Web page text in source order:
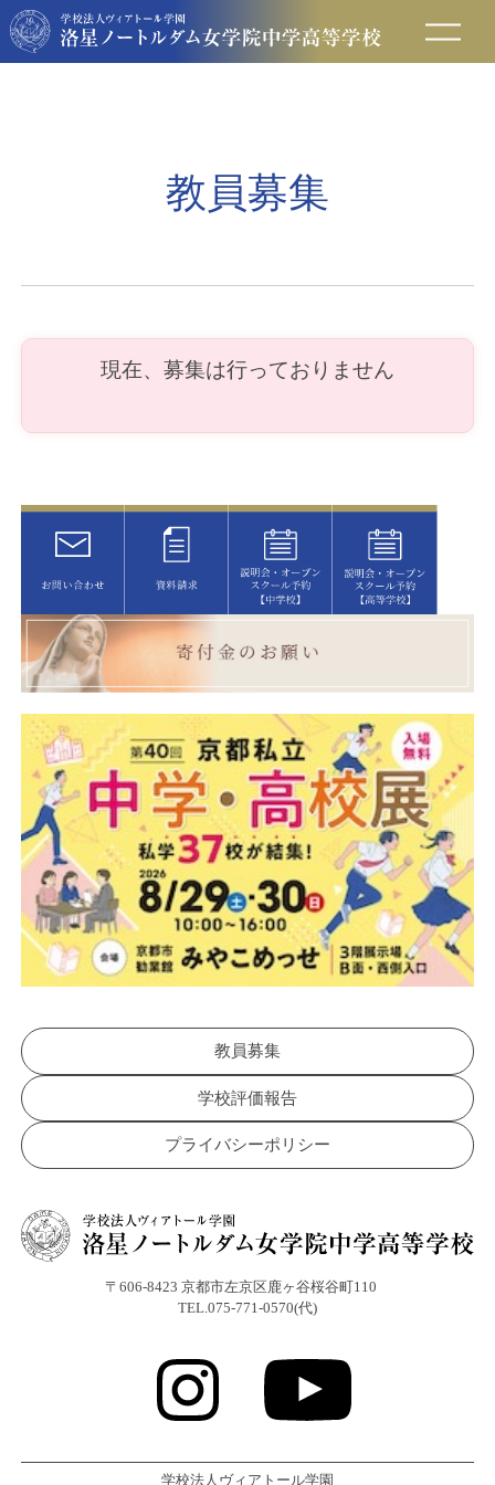
保護者の方へ
入試情報
アクセス
お問い合わせ
教員募集
現在、募集は行っておりません
教員募集
学校評価報告
プライバシーポリシー
〒606-8423 京都市左京区鹿ヶ谷桜谷町110
TEL.075-771-0570(代)
学校法人ヴィアトール学園